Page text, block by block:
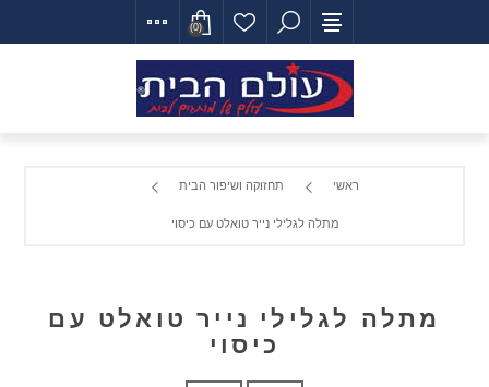
(0)
ראשי תחזוקה ושיפור הבית
מתלה לגלילי נייר טואלט עם כיסוי
מתלה לגלילי נייר טואלט עם
כיסוי